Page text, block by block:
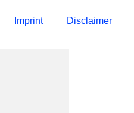
Imprint Disclaimer